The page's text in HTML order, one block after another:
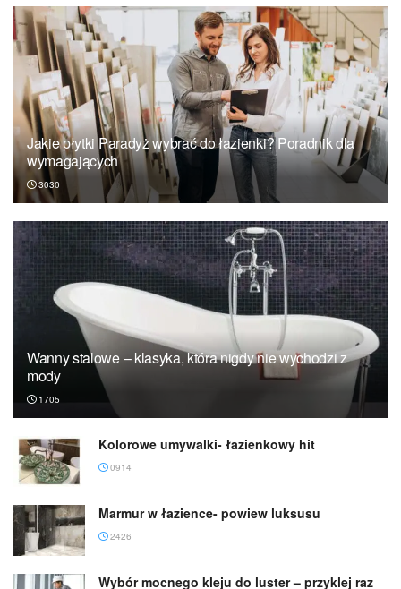
Jakie płytki Paradyż wybrać do łazienki? Poradnik dla
wymagających
3030
Wanny stalowe – klasyka, która nigdy nie wychodzi z
mody
1705
Kolorowe umywalki- łazienkowy hit
0914
Marmur w łazience- powiew luksusu
2426
Wybór mocnego kleju do luster – przyklej raz